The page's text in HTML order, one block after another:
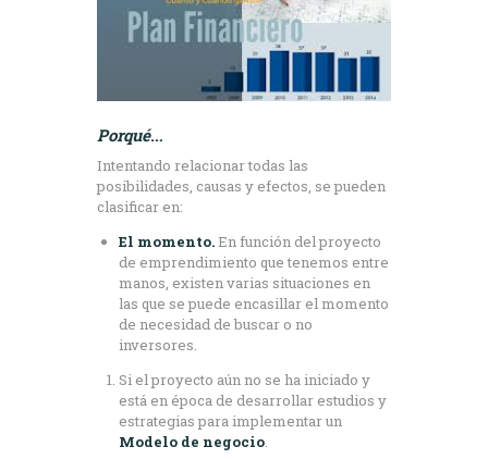
Porqué…
Intentando relacionar todas las
posibilidades, causas y efectos, se pueden
clasificar en:
El momento.En función del proyecto
de emprendimiento que tenemos entre
manos, existen varias situaciones en
las que se puede encasillar el momento
de necesidad de buscar o no
inversores.
Si el proyecto aún no se ha iniciado y
está en época de desarrollar estudios y
estrategias para implementar un
Modelo de negocio.